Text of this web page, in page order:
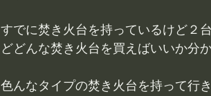
すでに焚き火台を持っているけど２
どどんな焚き火台を買えばいいか分
色んなタイプの焚き火台を持って行